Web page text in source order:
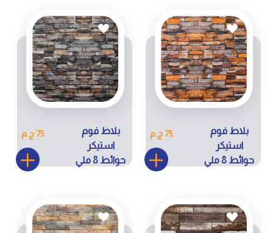
بلاط فوم
استيكر
حوائط 8 ملي
75 ج.م
بلاط فوم
استيكر
حوائط 8 ملي
75 ج.م